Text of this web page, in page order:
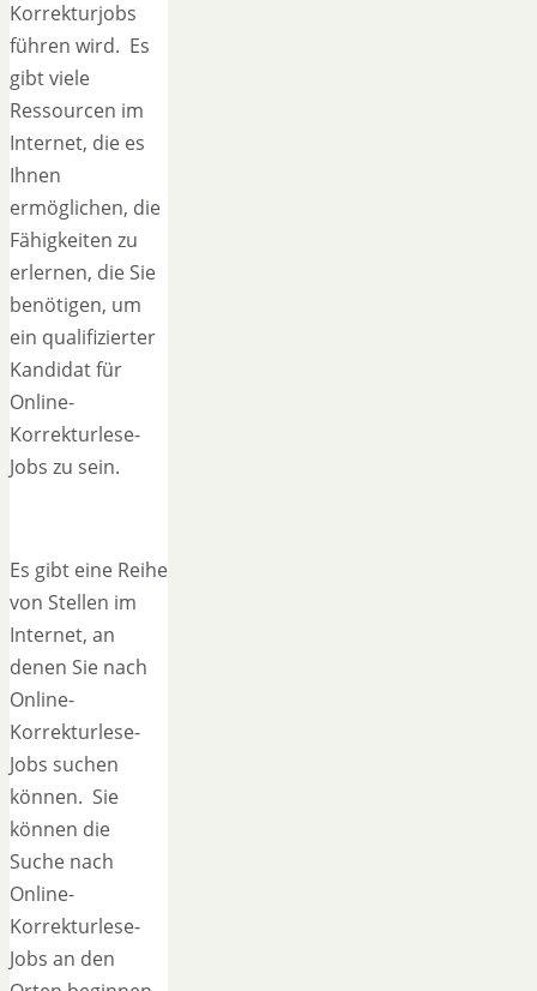
Korrekturjobs
führen wird. Es
gibt viele
Ressourcen im
Internet, die es
Ihnen
ermöglichen, die
Fähigkeiten zu
erlernen, die Sie
benötigen, um
ein qualifizierter
Kandidat für
Online-
Korrekturlese-
Jobs zu sein.
Es gibt eine Reihe
von Stellen im
Internet, an
denen Sie nach
Online-
Korrekturlese-
Jobs suchen
können. Sie
können die
Suche nach
Online-
Korrekturlese-
Jobs an den